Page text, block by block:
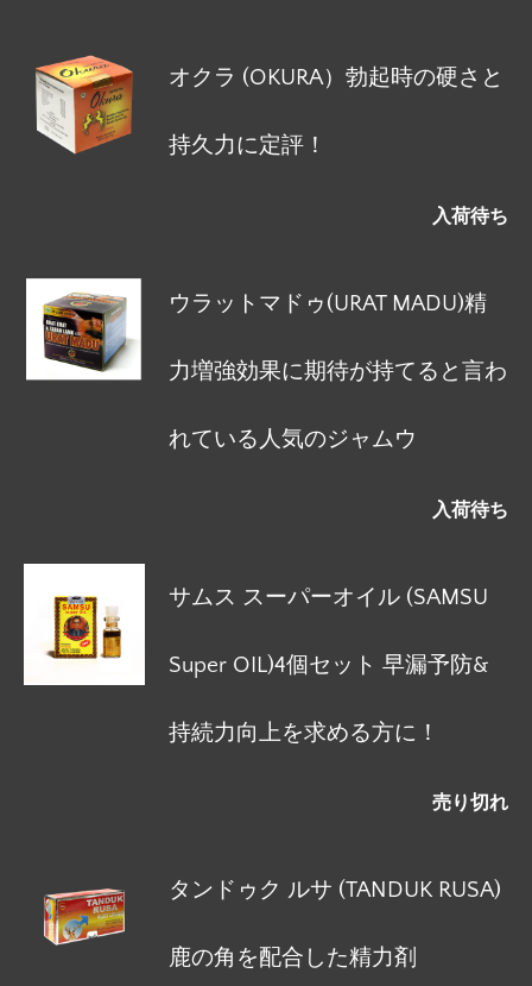
オクラ (OKURA）勃起時の硬さと
持久力に定評！
入荷待ち
ウラットマドゥ(URAT MADU)精
力増強効果に期待が持てると言わ
れている人気のジャムウ
入荷待ち
サムス スーパーオイル (SAMSU
Super OIL)4個セット 早漏予防&
持続力向上を求める方に！
売り切れ
タンドゥク ルサ (TANDUK RUSA)
鹿の角を配合した精力剤